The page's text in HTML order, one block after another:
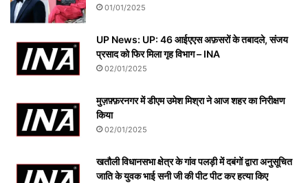
01/01/2025
UP News: UP: 46 आईएएस अफ़सरों के तबादले, संजय
प्रसाद को फिर मिला गृह विभाग – INA
02/01/2025
मुज़फ़्फ़रनगर में डीएम उमेश मिश्रा ने आज शहर का निरीक्षण
किया
02/01/2025
खतौली विधानसभा क्षेत्र के गांव पलड़ी में दबंगों द्वारा अनुसूचित
जाति के युवक भाई सनी जी की पीट पीट कर हत्या किए